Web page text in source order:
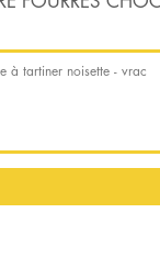
à tartiner noisette - vrac